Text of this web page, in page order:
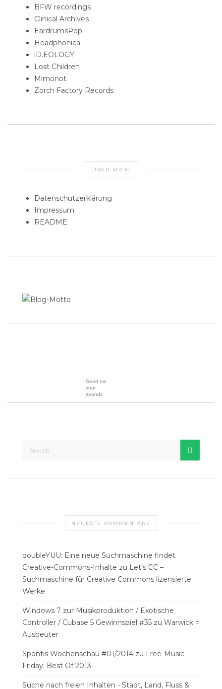
BFW recordings
Clinical Archives
EardrumsPop
Headphonica
iD.EOLOGY
Lost Children
Mimonot
Zorch Factory Records
ÜBER MICH
Datenschutzerklärung
Impressum
README
Send me
your
sounds
NEUESTE KOMMENTARE
doubleYUU: Eine neue Suchmaschine findet
Creative-Commons-Inhalte zu Let’s CC –
Suchmaschine für Creative Commons lizensierte
Werke
Windows 7 zur Musikproduktion / Exotische
Controller / Cubase 5 Gewinnspiel #35 zu Warwick =
Ausbeuter
Spontis Wochenschau #01/2014 zu Free-Music-
Friday: Best Of 2013
Suche nach freien Inhalten - Stadt, Land, Fluss &